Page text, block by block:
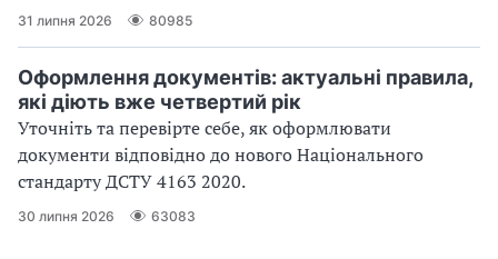
31 липня 2026 80985
Оформлення документів: актуальні правила,
які діють вже четвертий рік
Уточніть та перевірте себе, як оформлювати
документи відповідно до нового Націо­нального
стандарту ДСТУ 4163 2020.
30 липня 2026 63083